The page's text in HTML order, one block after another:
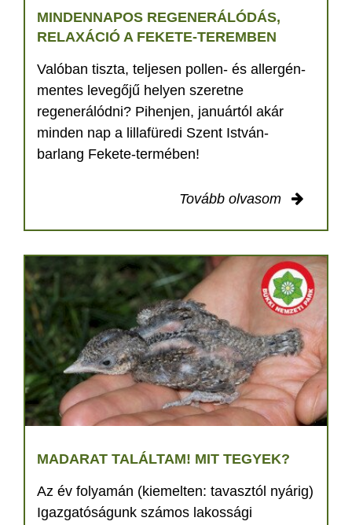
MINDENNAPOS REGENERÁLÓDÁS,
RELAXÁCIÓ A FEKETE-TEREMBEN
Valóban tiszta, teljesen pollen- és allergén-
mentes levegőjű helyen szeretne
regenerálódni? Pihenjen, januártól akár
minden nap a lillafüredi Szent István-
barlang Fekete-termében!
Tovább olvasom
MADARAT TALÁLTAM! MIT TEGYEK?
Az év folyamán (kiemelten: tavasztól nyárig)
Igazgatóságunk számos lakossági